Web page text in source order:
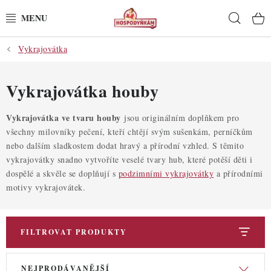
na
POTŘEBY
POMŮCKY
SUROVINY
DEKORACE
PRO OSLAVY
Vykrajovátka
Vykrajovátka houby
Vykrajovátka ve tvaru houby jsou originálním doplňkem pro
všechny milovníky pečení, kteří chtějí svým sušenkám, perníčkům
nebo dalším sladkostem dodat hravý a přírodní vzhled. S těmito
vykrajovátky snadno vytvoříte veselé tvary hub, které potěší děti i
dospělé a skvěle se doplňují s podzimními vykrajovátky a přírodními
motivy vykrajovátek.
FILTROVAT PRODUKTY
V
Ř NEJPRODÁVANĚJŠÍ